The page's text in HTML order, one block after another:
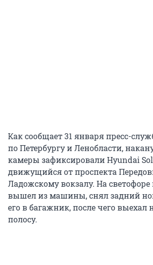
Как сообщает 31 января пресс-
по Петербургу и Ленобласти,
камеры зафиксировали Hyundai
движущийся от проспекта
Ладожскому вокзалу. На светофоре
вышел из машины, снял задний
его в багажник, после чего
полосу.